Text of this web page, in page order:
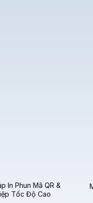
mực HydraJET
In Phun Mã QR &
Tốc Độ Cao